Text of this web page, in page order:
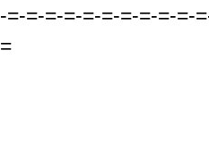
-=-=-=-=-=-=-=-=-=-=-
=